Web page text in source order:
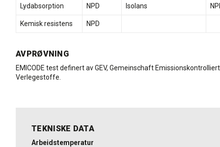
Lydabsorption NPD Isolans
Kemisk resistens NPD
AVPRØVNING
EMICODE test definert av GEV, Gemeinschaft
Verlegestoffe.
TEKNISKE DATA
Arbeidstemperatur